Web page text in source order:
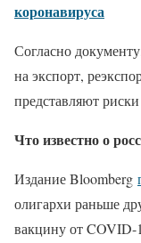
коронавируса
Согласно
на экспорт,
представляют
Что известно о
Издание Bloomberg
олигархи раньше
вакцину от COVID-